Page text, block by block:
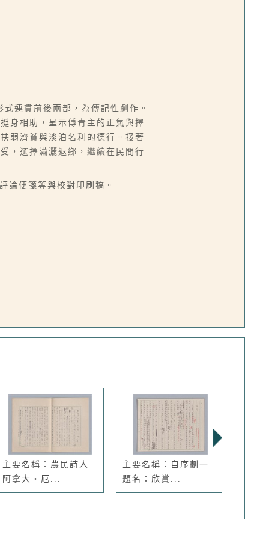
連貫前後兩部，為傳記性劇作。
身相助，呈示傅青主的正氣與擇
弱濟貧與淡泊名利的德行。接著
，選擇瀟灑返鄉，繼續在民間行
論便箋等與校對印刷稿。
主要名稱：農民詩人
阿拿大‧厄...
主要名稱：自序劃一
題名：欣賞...